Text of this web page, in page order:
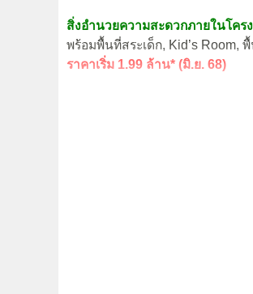
สิ่งอำนวยความสะดวกภายในโคร
พร้อมพื้นที่สระเด็ก, Kid’s
ราคาเริ่ม 1.99 ล้าน* (มิ.ย. 68)